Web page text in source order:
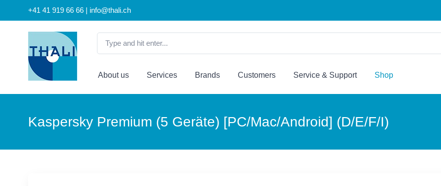
+41 41 919 66 66 | info@thali.ch
About us Services Brands Customers Service & Support Shop
Kaspersky Premium (5 Geräte) [PC/Mac/Android] (D/E/F/I)